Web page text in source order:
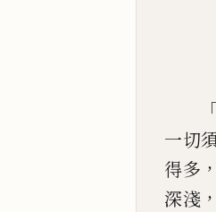
一切
得多 ，
深淺 ，